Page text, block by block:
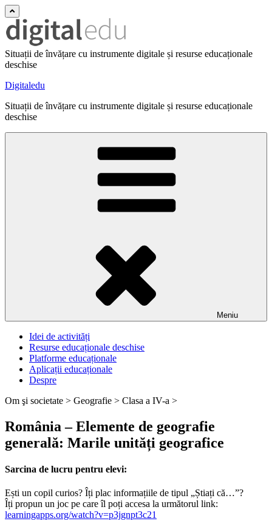
Situații de învățare cu instrumente digitale și resurse educaționale
deschise
Digitaledu
Situații de învățare cu instrumente digitale și resurse educaționale
deschise
Meniu
Idei de activități
Resurse educaționale deschise
Platforme educaționale
Aplicații educaționale
Despre
Om şi societate > Geografie > Clasa a IV-a >
România – Elemente de geografie
generală: Marile unități geografice
Sarcina de lucru pentru elevi:
Ești un copil curios? Îți plac informațiile de tipul „Știați că…”?
Îți propun un joc pe care îl poți accesa la următorul link:
learningapps.org/watch?v=p3jgnpt3c21